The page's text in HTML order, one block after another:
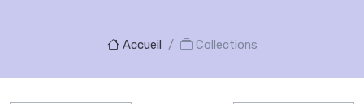
Accueil Collections